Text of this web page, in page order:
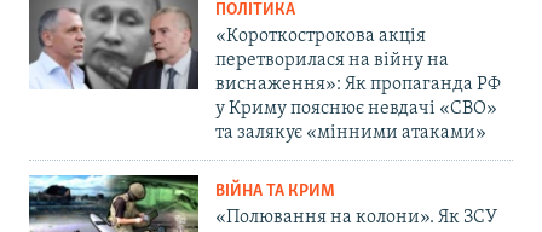
ПОЛІТИКА
«Короткострокова акція
перетворилася на війну на
виснаження»: Як пропаганда РФ
у Криму пояснює невдачі «СВО»
та залякує «мінними атаками»
ВІЙНА ТА КРИМ
«Полювання на колони». Як ЗСУ